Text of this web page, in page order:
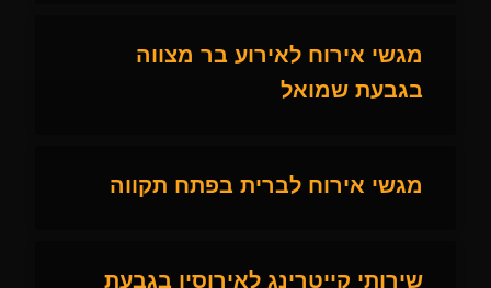
מגשי אירוח לאירוע בר מצווה
בגבעת שמואל
מגשי אירוח לברית בפתח תקווה
שירותי קייטרינג לאירוסין בגבעת